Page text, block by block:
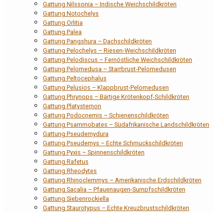
Gattung Nilssonia – Indische Weichschildkröten
Gattung Notochelys
Gattung Orlitia
Gattung Palea
Gattung Pangshura – Dachschildkröten
Gattung Pelochelys – Riesen-Weichschildkröten
Gattung Pelodiscus – Fernöstliche Weichschildkröten
Gattung Pelomedusa – Starrbrust-Pelomedusen
Gattung Peltocephalus
Gattung Pelusios – Klappbrust-Pelomedusen
Gattung Phrynops – Bärtige Krötenkopf-Schildkröten
Gattung Platysternon
Gattung Podocnemis – Schienenschildkröten
Gattung Psammobates – Südafrikanische Landschildkröten
Gattung Pseudemydura
Gattung Pseudemys – Echte Schmuckschildkröten
Gattung Pyxis – Spinnenschildkröten
Gattung Rafetus
Gattung Rheodytes
Gattung Rhinoclemmys – Amerikanische Erdschildkröten
Gattung Sacalia – Pfauenaugen-Sumpfschildkröten
Gattung Siebenrockiella
Gattung Staurotypus – Echte Kreuzbrustschildkröten